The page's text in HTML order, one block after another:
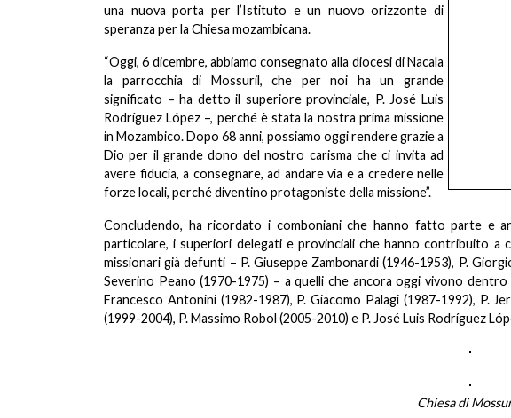
una nuova porta per l’Istituto e un nuovo orizzonte di
speranza per la Chiesa mozambicana.
“Oggi, 6 dicembre, abbiamo consegnato alla diocesi di Nacala
la parrocchia di Mossuril, che per noi ha un grande
significato – ha detto il superiore provinciale, P. José Luis
Rodríguez López –, perché è stata la nostra prima missione
in Mozambico. Dopo 68 anni, possiamo oggi rendere grazie a
Dio per il grande dono del nostro carisma che ci invita ad
avere fiducia, a consegnare, ad andare via e a credere nelle
forze locali, perché diventino protagoniste della missione”.
Concludendo, ha ricordato i comboniani che hanno fatto parte e
particolare, i superiori delegati e provinciali che hanno contribuito a
missionari già defunti – P. Giuseppe Zambonardi (1946-1953), P.
Severino Peano (1970-1975) – a quelli che ancora oggi vivono
Francesco Antonini (1982-1987), P. Giacomo Palagi (1987-1992), P.
(1999-2004), P. Massimo Robol (2005-2010) e P. José Luis Rodríguez
Chiesa di